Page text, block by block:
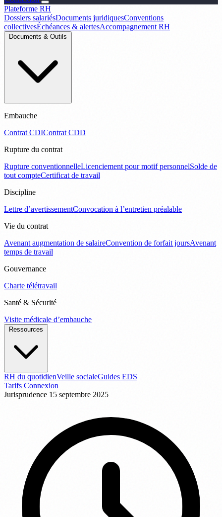
Plateforme RH
Dossiers salariésDocuments juridiquesConventions
collectivesÉchéances & alertesAccompagnement RH
Embauche
Contrat CDIContrat CDD
Rupture du contrat
Rupture conventionnelleLicenciement pour motif personnelSolde de
tout compteCertificat de travail
Discipline
Lettre d’avertissementConvocation à l’entretien préalable
Vie du contrat
Avenant augmentation de salaireConvention de forfait joursAvenant
temps de travail
Gouvernance
Charte télétravail
Santé & Sécurité
Visite médicale d’embauche
RH du quotidienVeille socialeGuides EDS
Tarifs Connexion
Jurisprudence 15 septembre 2025